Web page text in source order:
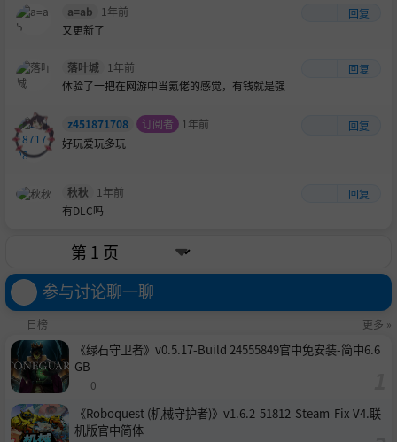
a=ab 1年前
回复
又更新了
落叶城 1年前
回复
体验了一把在网游中当氪佬的感觉，有钱就是强
z451871708 订阅者 1年前
回复
好玩爱玩多玩
秋秋 1年前
回复
有DLC吗
参与讨论聊一聊
日榜 更多 »
《绿石守卫者》v0.5.17-Build 24555849官中免安装-简中6.6
GB
0
《Roboquest (机械守护者)》v1.6.2-51812-Steam-Fix V4.联
机版官中简体